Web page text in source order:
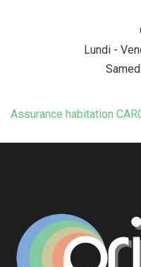
Lundi -
Assurance habitation